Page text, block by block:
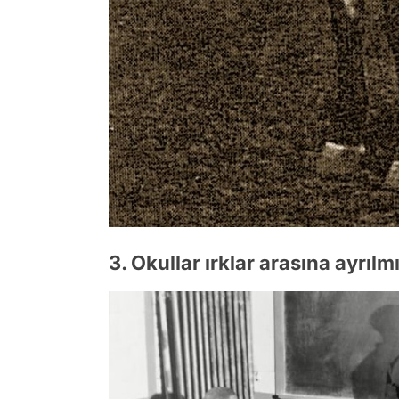
3. Okullar ırklar arasına